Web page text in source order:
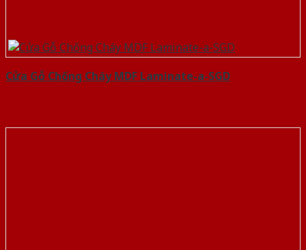
Cửa Gỗ Chống Cháy MDF Laminate-a-SGD